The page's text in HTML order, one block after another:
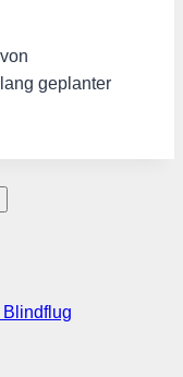
geplanter